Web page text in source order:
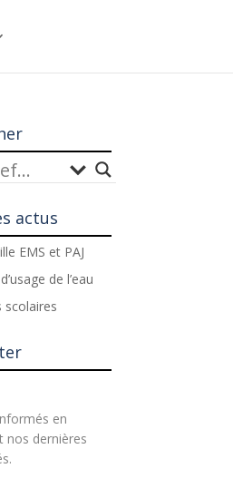
actus
EMS et PAJ
de l’eau
scolaires
en
nos dernières